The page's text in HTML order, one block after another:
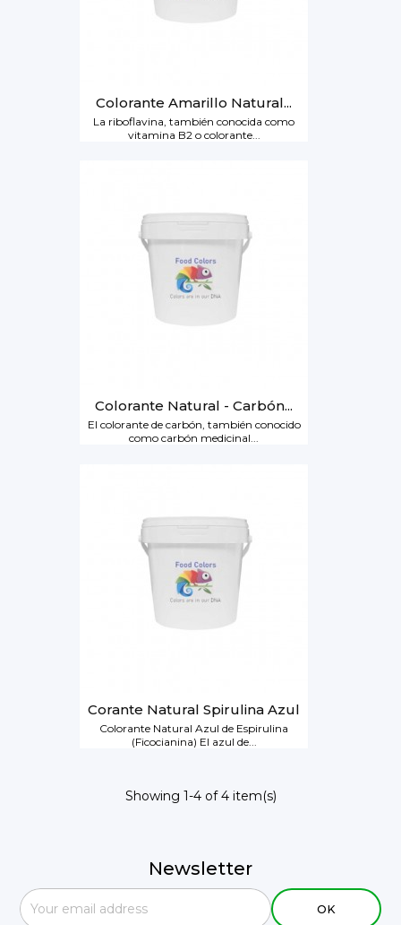
Colorante Amarillo Natural...
La riboflavina, también conocida como
vitamina B2 o colorante...
Colorante Natural - Carbón...
El colorante de carbón, también conocido
como carbón medicinal...
Corante Natural Spirulina Azul
Colorante Natural Azul de Espirulina
(Ficocianina) El azul de...
Showing 1-4 of 4 item(s)
Newsletter